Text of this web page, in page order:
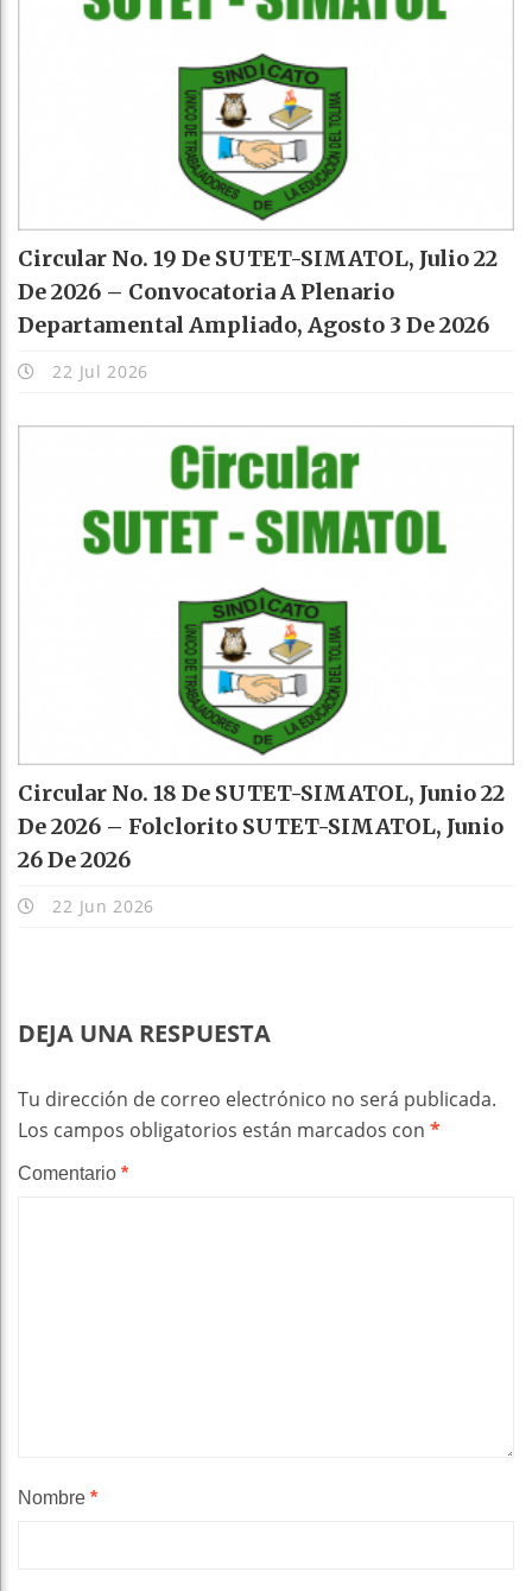
Circular No. 19 De SUTET-SIMATOL, Julio 22
De 2026 – Convocatoria A Plenario
Departamental Ampliado, Agosto 3 De 2026
22 Jul 2026
Circular No. 18 De SUTET-SIMATOL, Junio 22
De 2026 – Folclorito SUTET-SIMATOL, Junio
26 De 2026
22 Jun 2026
DEJA UNA RESPUESTA
Tu dirección de correo electrónico no será publicada.
Los campos obligatorios están marcados con *
Comentario *
Nombre *